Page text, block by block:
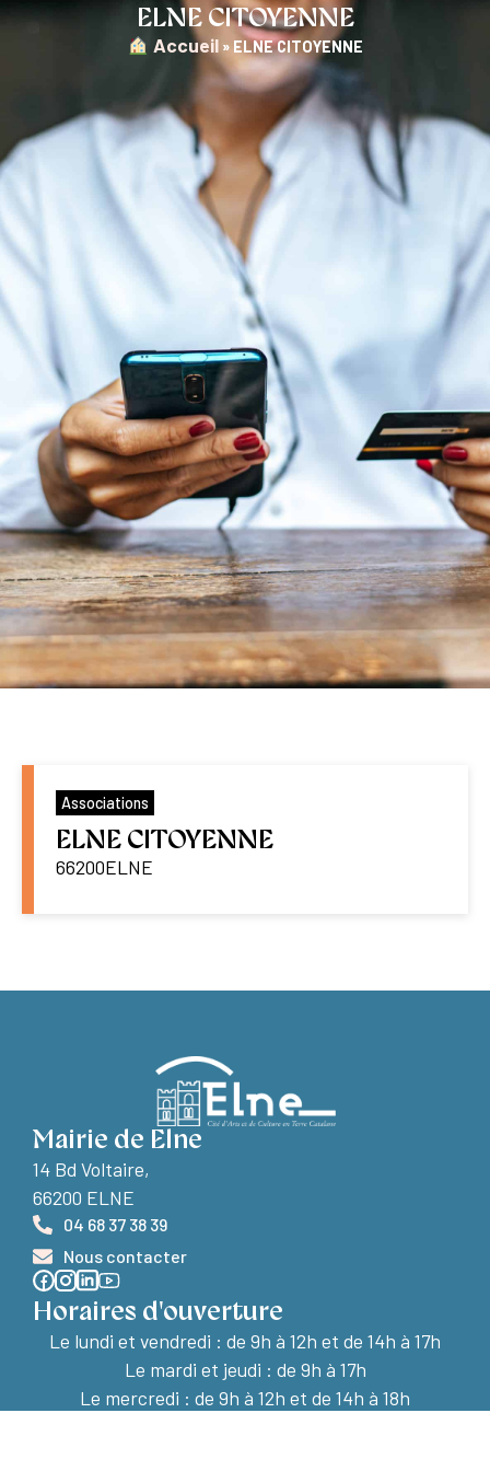
ELNE CITOYENNE
︎ Accueil » ELNE CITOYENNE
Associations
ELNE CITOYENNE
66200ELNE
Mairie de Elne
14 Bd Voltaire,
66200 ELNE
04 68 37 38 39
Nous contacter
Horaires d'ouverture
Le lundi et vendredi : de 9h à 12h et de 14h à 17h
Le mardi et jeudi : de 9h à 17h
Le mercredi : de 9h à 12h et de 14h à 18h